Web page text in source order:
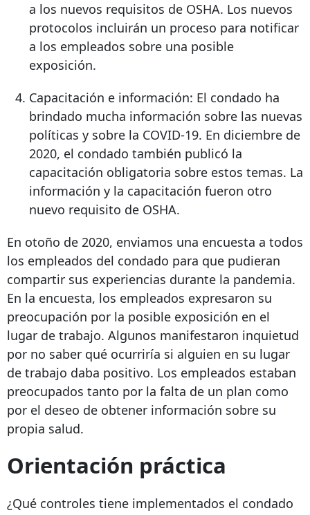
a los nuevos requisitos de OSHA. Los nuevos
protocolos incluirán un proceso para notificar
a los empleados sobre una posible
exposición.
Capacitación e información: El condado ha
brindado mucha información sobre las nuevas
políticas y sobre la COVID-19. En diciembre de
2020, el condado también publicó la
capacitación obligatoria sobre estos temas. La
información y la capacitación fueron otro
nuevo requisito de OSHA.
En otoño de 2020, enviamos una encuesta a todos
los empleados del condado para que pudieran
compartir sus experiencias durante la pandemia.
En la encuesta, los empleados expresaron su
preocupación por la posible exposición en el
lugar de trabajo. Algunos manifestaron inquietud
por no saber qué ocurriría si alguien en su lugar
de trabajo daba positivo. Los empleados estaban
preocupados tanto por la falta de un plan como
por el deseo de obtener información sobre su
propia salud.
Orientación práctica
¿Qué controles tiene implementados el condado